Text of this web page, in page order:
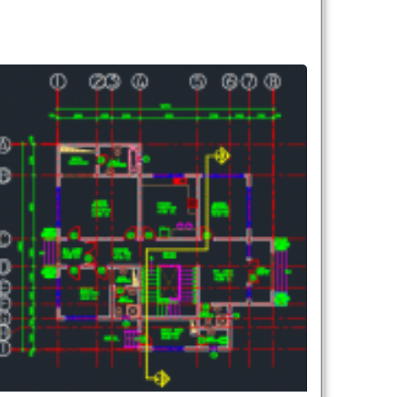
شماره واتس‌اپ : *